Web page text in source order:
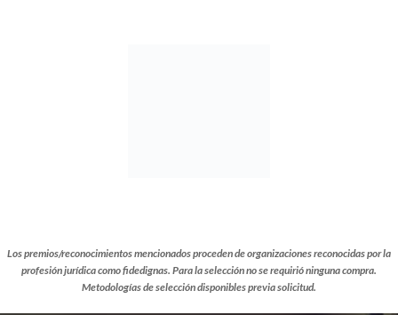
Los premios/reconocimientos mencionados proceden de organizaciones reconocidas por la
profesión jurídica como fidedignas. Para la selección no se requirió ninguna compra.
Metodologías de selección disponibles previa solicitud.